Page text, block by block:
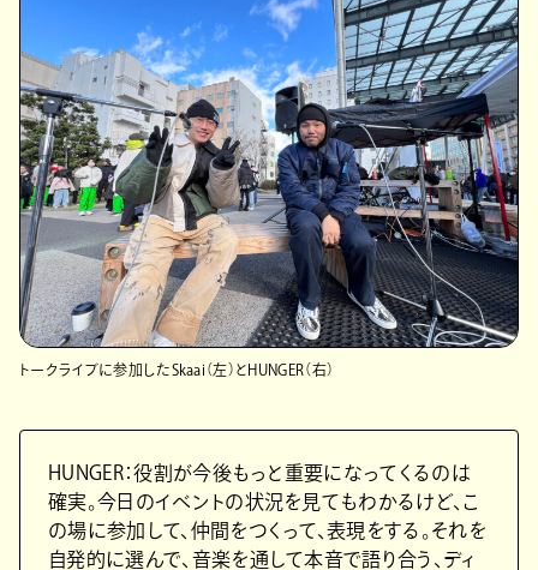
トークライブに参加したSkaai（左）とHUNGER（右）
HUNGER：役割が今後もっと重要になってくるのは
確実。今日のイベントの状況を見てもわかるけど、こ
の場に参加して、仲間をつくって、表現をする。それを
自発的に選んで、音楽を通して本音で語り合う、ディ